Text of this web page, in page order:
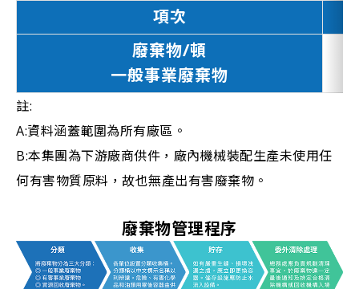
項次
廢棄物/頓
一般事業廢棄物
註:
A:資料涵蓋範圍為所有廠區。
B:本集團為下游廠商供件，廠內機械裝配生產未使用任
何有害物質原料，故也無產出有害廢棄物。
廢棄物管理程序